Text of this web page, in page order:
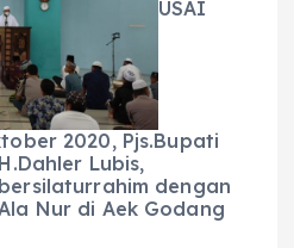
USAI
2020, Pjs.Bupati
Lubis,
dengan
Nur di Aek Godang